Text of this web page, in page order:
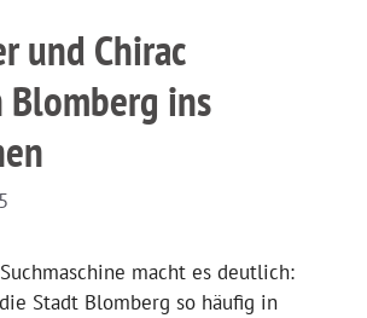
und Chirac
ins
macht es deutlich:
Stadt Blomberg so häufig in